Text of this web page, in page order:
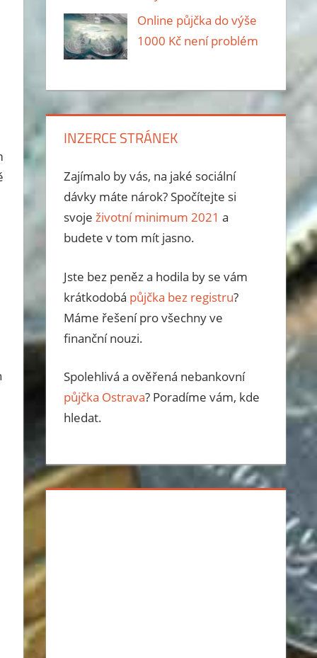
Online půjčka do výše
1000 Kč není problém
INZERCE STRÁNEK
Zajímalo by vás, na jaké sociální
dávky máte nárok? Spočítejte si
svoježivotní minimum 2021 a
budete v tom mít jasno.
Jste bez peněz a hodila by se vám
krátkodobá půjčka bez registru?
Máme řešení pro všechny ve
finanční nouzi.
Spolehlivá a ověřená nebankovní
půjčka Ostrava? Poradíme vám, kde
hledat.